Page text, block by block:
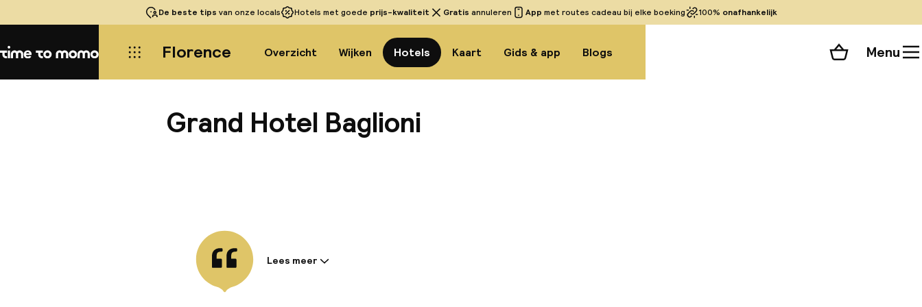
De beste tips van onze locals Hotels met goede prijs-kwaliteit Gratis annuleren App met routes cadeau bij elke boeking 100% onafhankelijk
Home Florence Overzicht Wijken Hotels Kaart Gids & app Blogs Winkelmand
Menu
Grand Hotel Baglioni
Informatie gedeeld door de accommodatie:
Lees meer